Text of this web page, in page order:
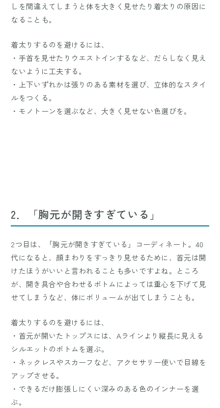
しを間違えてしまうと体を大きく見せたり着太りの原因に
なることも。
着太りするのを避けるには、
・手首を見せたりウエストインするなど、だらしなく見え
ないように工夫する。
・上下いずれかは張りのある素材を選び、立体的なスタイ
ルをつくる。
・モノトーンを選ぶなど、大きく見せない色選びを。
2．「胸元が開きすぎている」
2つ目は、「胸元が開きすぎている」コーディネート。40
代になると、顔まわりをすっきり見せるために、首元は開
けたほうがいいと言われることも多いですよね。ところ
が、開き具合や合わせるボトムによっては重心を下げて見
せてしまうなど、体にボリュームが出てしまうことも。
着太りするのを避けるには、
・首元が開いたトップスには、Aラインより縦長に見える
シルエットのボトムを選ぶ。
・ネックレスやスカーフなど、アクセサリー使いで目線を
アップさせる。
・できるだけ膨張しにくい深みのある色のインナーを選
ぶ。